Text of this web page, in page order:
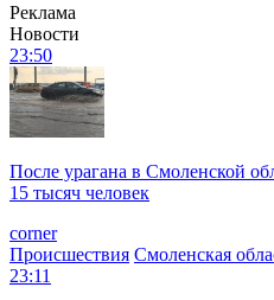
Реклама
Новости
23:50
После урагана в Смоленской
15 тысяч человек
corner
Происшествия Смоленская
23:11